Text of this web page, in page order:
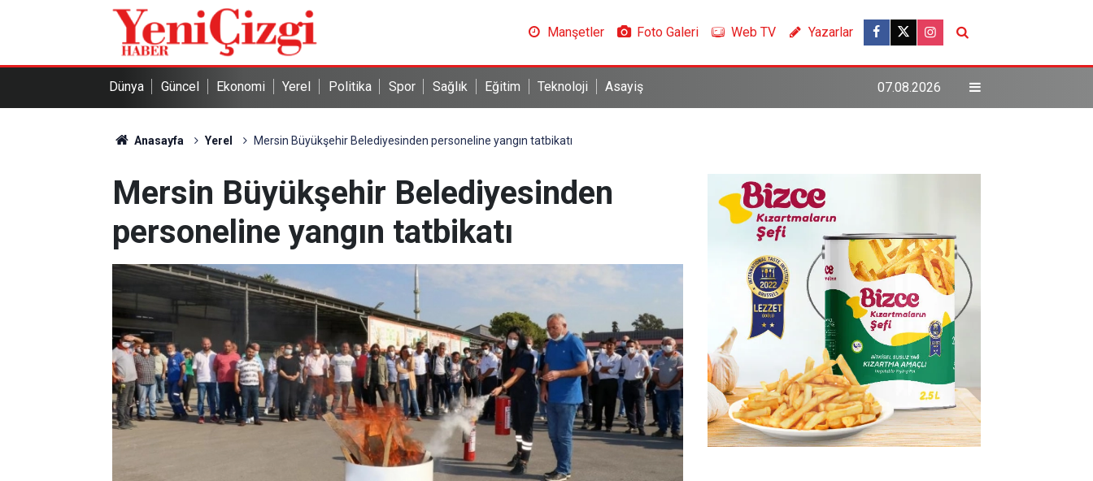
Manşetler Foto Galeri Web TV Yazarlar
Dünya Güncel Ekonomi Yerel Politika Spor Sağlık Eğitim Teknoloji Asayiş 07.08.2026
Anasayfa Yerel Mersin Büyükşehir Belediyesinden personeline yangın tatbikatı
Mersin Büyükşehir Belediyesinden
personeline yangın tatbikatı